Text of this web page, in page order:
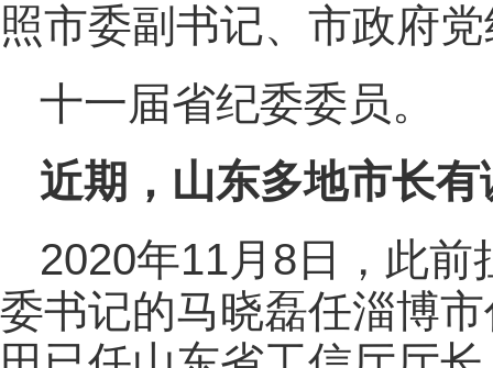
照市委副书记、市政府
十一届省纪委委员。
近期，山东多地市长有
2020年11月8日，此
委书记的马晓磊任淄博